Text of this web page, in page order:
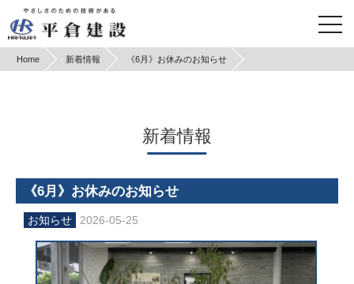
Home 新着情報 《6月》お休みのお知らせ
新着情報
《6月》お休みのお知らせ
2026-05-25